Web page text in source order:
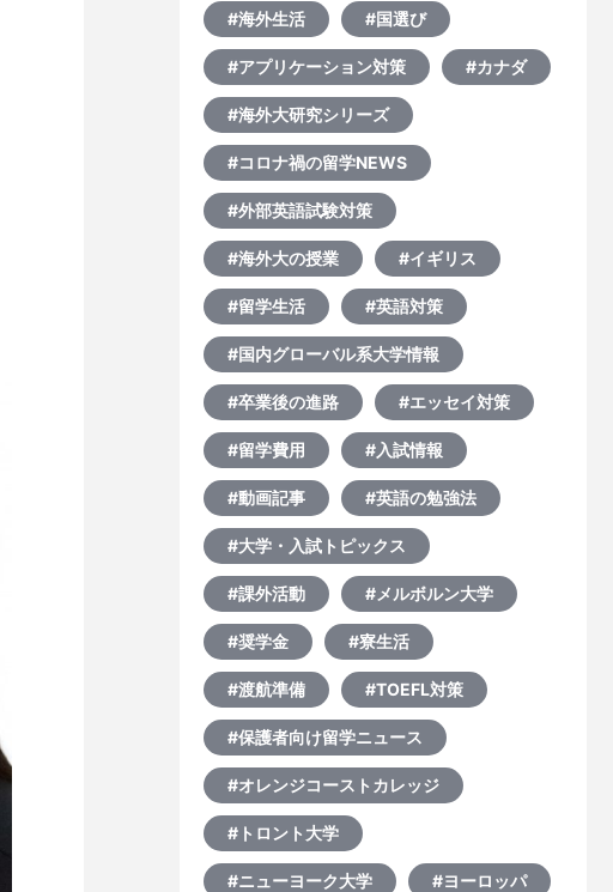
#海外生活 #国選び
#アプリケーション対策 #カナダ
#海外大研究シリーズ
#コロナ禍の留学NEWS
#外部英語試験対策
#海外大の授業 #イギリス
#留学生活 #英語対策
#国内グローバル系大学情報
#卒業後の進路 #エッセイ対策
#留学費用 #入試情報
#動画記事 #英語の勉強法
#大学・入試トピックス
#課外活動 #メルボルン大学
#奨学金 #寮生活
#渡航準備 #TOEFL対策
#保護者向け留学ニュース
#オレンジコーストカレッジ
#トロント大学
#ニューヨーク大学 #ヨーロッパ